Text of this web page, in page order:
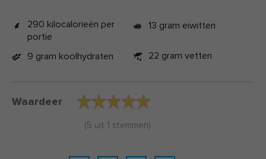
290 kilocalorieën per
portie
13 gram eiwitten
9 gram koolhydraten 22 gram vetten
Waardeer
(5 uit 1 stemmen)